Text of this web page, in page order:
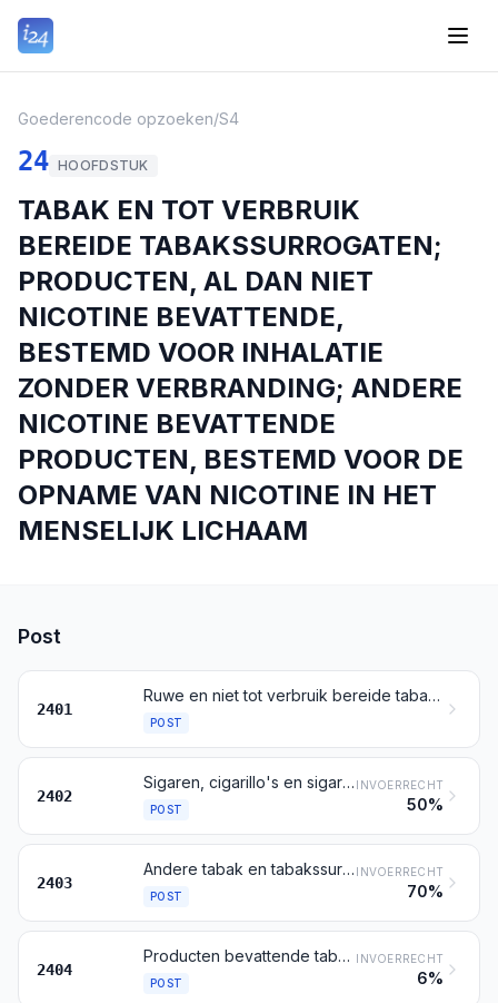
Goederencode opzoeken/S4
24 HOOFDSTUK
TABAK EN TOT VERBRUIK
BEREIDE TABAKSSURROGATEN;
PRODUCTEN, AL DAN NIET
NICOTINE BEVATTENDE,
BESTEMD VOOR INHALATIE
ZONDER VERBRANDING; ANDERE
NICOTINE BEVATTENDE
PRODUCTEN, BESTEMD VOOR DE
OPNAME VAN NICOTINE IN HET
MENSELIJK LICHAAM
Post
2401
Ruwe en niet tot verbruik bereide tabak; afvallen van tabak
POST
2402
Sigaren, cigarillo's en sigaretten, van tabak of van tabakssurrogaten
POST
INVOERRECHT
50%
2403
Andere tabak en tabakssurrogaten, tot verbruik bereid; „gehomogeniseerde” en „gereconstitueerde” tabak; tabaksextracten en tabakssausen
POST
INVOERRECHT
70%
2404
Producten bevattende tabak, gereconstitueerde tabak, nicotine, of tabaks- of nicotinesurrogaten, bestemd voor inhalatie zonder verbranding; andere nicotine bevattende producten, bestemd voor de opname van nicotine in het menselijk lichaam
POST
INVOERRECHT
6%